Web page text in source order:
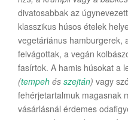
divatosabbak az úgynevezett
klasszikus húsos ételek
vegetáriánus hamburgerek,
felvágottak, a vegán
fasírtok. A hamis húsokat a
(tempeh és szejtán) vagy
fehérjetartalmuk magasnak
vásárlásnál érdemes